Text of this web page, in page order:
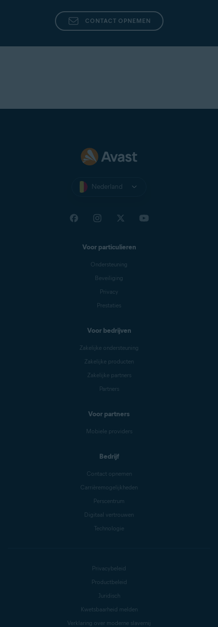
CONTACT OPNEMEN
Nederland
Voor particulieren
Ondersteuning
Beveiliging
Privacy
Prestaties
Voor bedrijven
Zakelijke ondersteuning
Zakelijke producten
Zakelijke partners
Partners
Voor partners
Mobiele providers
Bedrijf
Contact opnemen
Carrièremogelijkheden
Perscentrum
Digitaal vertrouwen
Technologie
Privacybeleid
Productbeleid
Juridisch
Kwetsbaarheid melden
Verklaring over moderne slavernij